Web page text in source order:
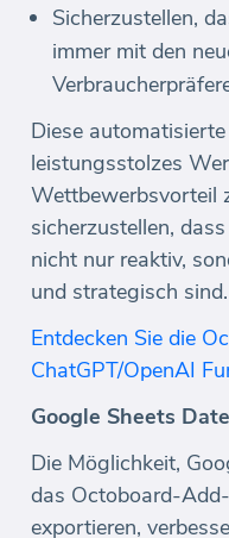
Sicherzustellen,
immer mit den
Diese
leistungsstolzes
Wettbewerbsvorteil
sicherzustellen,
nicht nur reaktiv,
und strategisch sind.
Entdecken Sie die
ChatGPT/OpenAI
Google Sheets
Die Möglichkeit,
das Octoboard-
exportieren,